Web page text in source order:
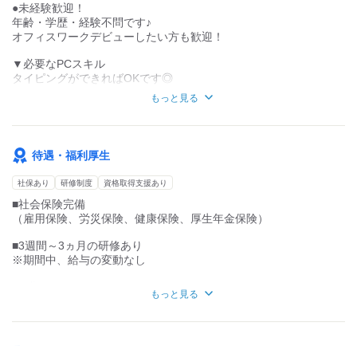
経験・スキルによって
多少お仕事内容は変わりますが、
経験のない方は、少しずつでOKです！
●未経験歓迎！
年齢・学歴・経験不問です♪
オフィスワークデビューしたい方も歓迎！
▼必要なPCスキル
タイピングができればOKです◎
基本的な関数（SUM,AVERAGE）など
■子育てと両立しながら働きたい
■家族の介護と両立しながら働きたい
■子育てが落ち着いて久しぶりに仕事復帰したい
■安定して長く働きたい
■きれいなオフィスでのお仕事に憧れがある
もっと見る
待遇・福利厚生
社保あり 研修制度 資格取得支援あり
■社会保険完備
（雇用保険、労災保険、健康保険、厚生年金保険）
■3週間～3ヵ月の研修あり
※期間中、給与の変動なし
もっと見る